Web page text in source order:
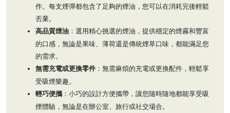
作。每支煙彈都包含了足夠的煙油，您可以在消耗完後輕鬆
丟棄。
高品質煙油 ：選用精心挑選的煙油，提供穩定的煙霧和豐富
的口感，無論是果味、薄荷還是傳統煙草口味，都能滿足您
的需求。
無需充電或更換零件 ：無需麻煩的充電或更換配件，輕鬆享
受吸煙樂趣。
輕巧便攜 ：小巧的設計方便攜帶，讓您隨時隨地都能享受吸
煙體驗，無論是在辦公室、旅行或社交場合。